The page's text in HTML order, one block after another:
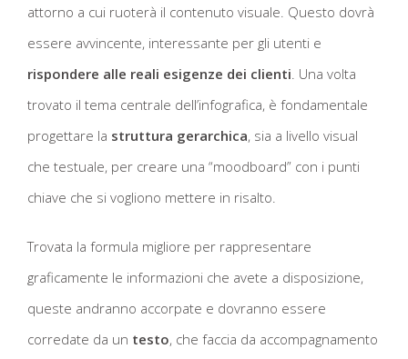
attorno a cui ruoterà il contenuto visuale. Questo dovrà
essere avvincente, interessante per gli utenti e
rispondere alle reali esigenze dei clienti . Una volta
trovato il tema centrale dell’infografica, è fondamentale
progettare la struttura gerarchica, sia a livello visual
che testuale, per creare una “moodboard” con i punti
chiave che si vogliono mettere in risalto.
Trovata la formula migliore per rappresentare
graficamente le informazioni che avete a disposizione,
queste andranno accorpate e dovranno essere
corredate da un testo, che faccia da accompagnamento